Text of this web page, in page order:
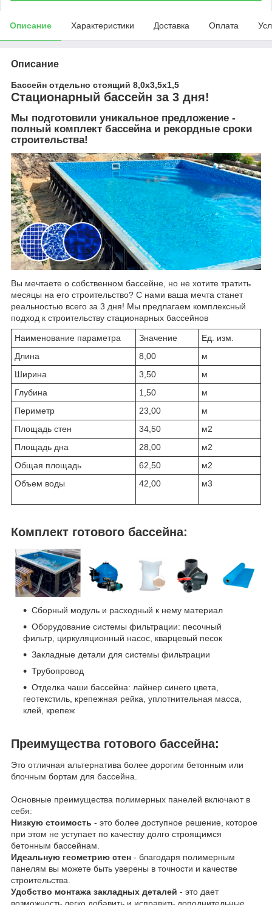
Описание Характеристики Доставка Оплата
Описание
Бассейн отдельно стоящий 8,0х3,5х1,5
Стационарный бассейн за 3 дня!
Мы подготовили уникальное предложение -
полный комплект бассейна и рекордные сроки
строительства!
Вы мечтаете о собственном бассейне, но не хотите тратить
месяцы на его строительство? С нами ваша мечта станет
реальностью всего за 3 дня! Мы предлагаем комплексный
подход к строительству стационарных бассейнов
Наименование параметра Значение
Ед. изм.
Длина
8,00
м
Ширина
3,50
м
Глубина
1,50
м
Периметр
23,00
м
Площадь стен
34,50
м2
Площадь дна
28,00
м2
Общая площадь
62,50
м2
Объем воды
42,00 м3
Комплект готового бассейна:
Сборный модуль и расходный к нему материал
Оборудование системы фильтрации: песочный
фильтр, циркуляционный насос, кварцевый песок
Закладные детали для системы фильтрации
Трубопровод
Отделка чаши бассейна: лайнер синего цвета,
геотекстиль, крепежная рейка, уплотнительная масса,
клей, крепеж
Преимущества готового бассейна:
Это отличная альтернатива более дорогим бетонным или
блочным бортам для бассейна.
Основные преимущества полимерных панелей включают в
себя:
Низкую стоимость - это более доступное решение, которое
при этом не уступает по качеству долго строящимся
бетонным бассейнам.
Идеальную геометрию стен - благодаря полимерным
панелям вы можете быть уверены в точности и качестве
строительства.
Удобство монтажа закладных деталей - это дает